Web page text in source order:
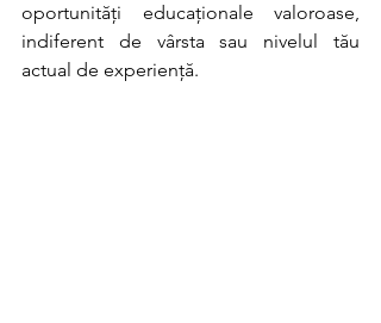
oportunități educaționale valoroase,
indiferent de vârsta sau nivelul tău
actual de experiență.